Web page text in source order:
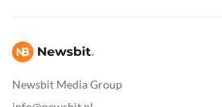
Newsbit Media Group